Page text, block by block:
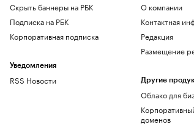
Скрыть баннеры на РБК
Подписка на РБК
Корпоративная подписка
Уведомления
RSS Новости
О компании
Контактная
Редакция
Размещение
Другие
Облако для
доменов